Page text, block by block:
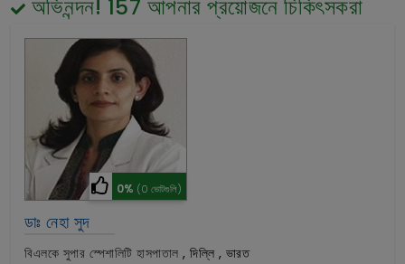
অভিনন্দন! 157 আপনার প্রয়োজনে চিকিৎসকরা
0% (0 ভোটগুলি)
ডাঃ নেহা সুদ
বিএলকে সুপার স্পেশালিটি হাসপাতাল , দিল্লি , ভারত